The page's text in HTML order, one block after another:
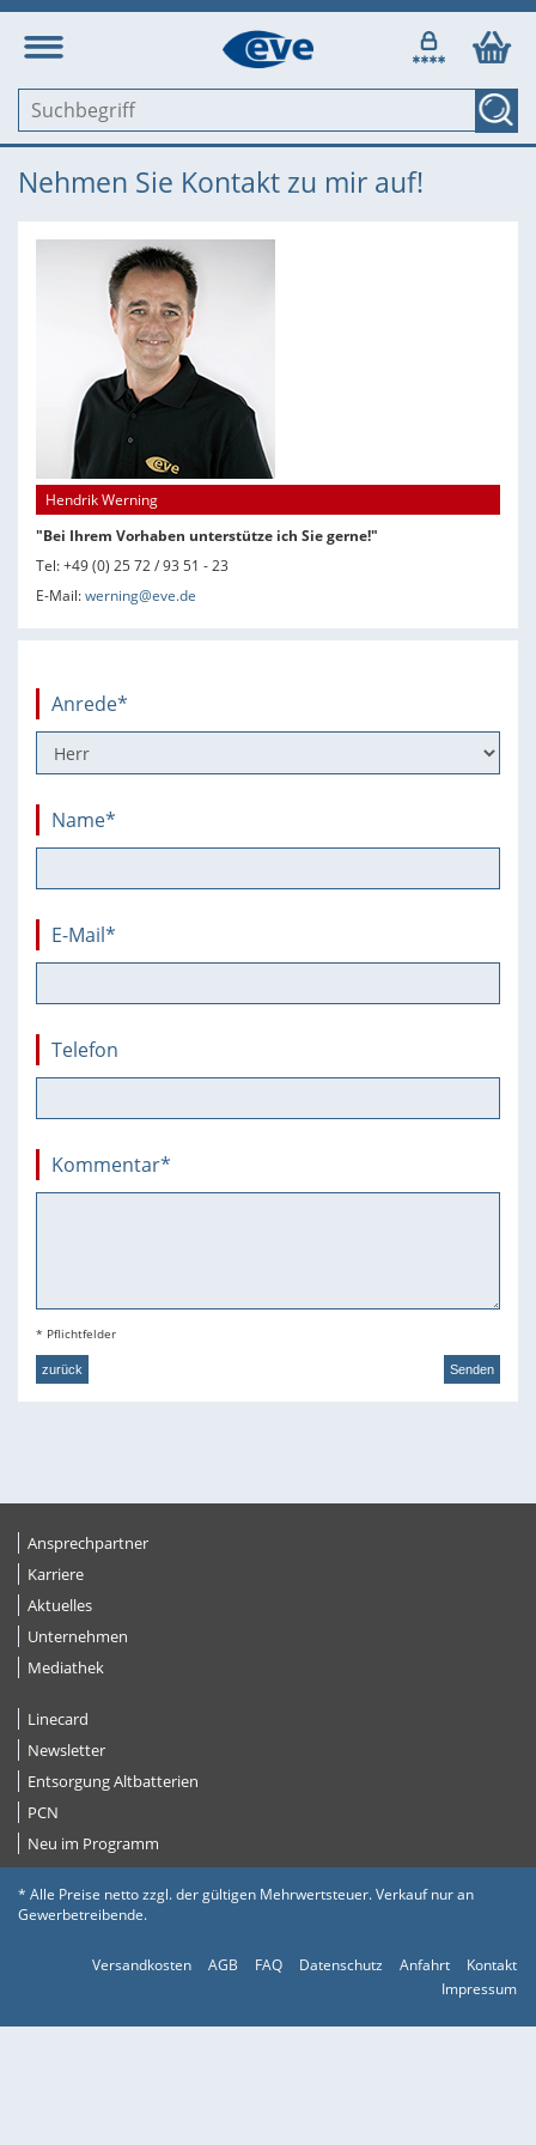
Nehmen Sie Kontakt zu mir auf!
Hendrik Werning
"Bei Ihrem Vorhaben unterstütze ich Sie gerne!"
Tel: +49 (0) 25 72 / 93 51 - 23
E-Mail:werning@eve.de
Anrede*
Name*
E-Mail*
Telefon
Kommentar*
* Pflichtfelder
zurück Senden
Ansprechpartner
Karriere
Aktuelles
Unternehmen
Mediathek
Linecard
Newsletter
Entsorgung Altbatterien
PCN
Neu im Programm
* Alle Preise netto zzgl. der gültigen Mehrwertsteuer. Verkauf nur an
Gewerbetreibende.
Versandkosten AGB FAQ Datenschutz Anfahrt
Kontakt
Impressum